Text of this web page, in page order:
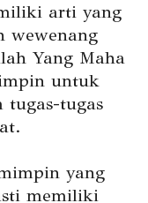
arti yang
wewenang
Yang Maha
untuk
tugas-tugas
yang
memiliki